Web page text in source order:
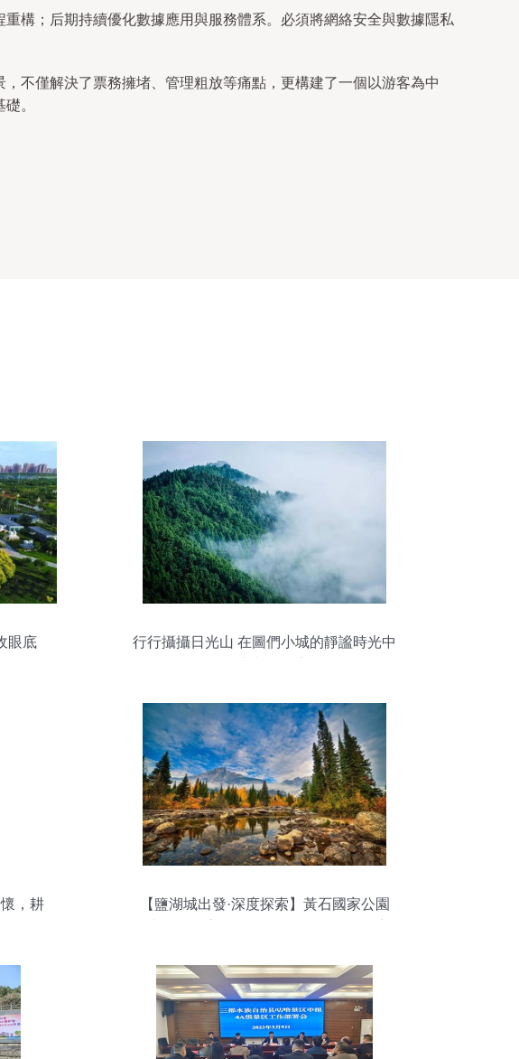
構；后期持續優化數據應用與服務體系。必須將網絡安全與數據隱私
不僅解決了票務擁堵、管理粗放等痛點，更構建了一個以游客為中
。
眼底
行行攝攝日光山 在圖們小城的靜謐時光中
，耕
【鹽湖城出發·深度探索】黃石國家公園